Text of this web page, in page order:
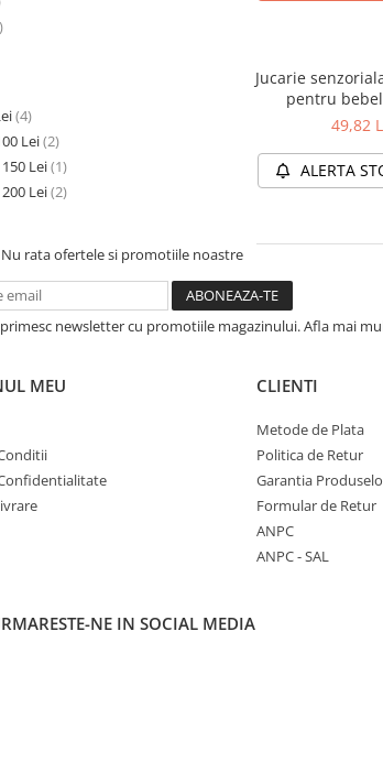
Young
(4)
Lei(2)
Lei(1)
Lei(2)
Jucarie
pentru
49,82
ALERTA
Nu rata ofertele si promotiile noastre
newsletter cu promotiile magazinului. Afla mai
MEU CLIENTI
Metode de Plata
Politica de Retur
Garantia
Formular de Retur
ANPC
ANPC - SAL
NE IN SOCIAL MEDIA